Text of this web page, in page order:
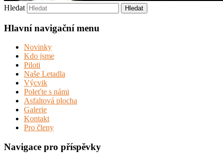
Hledat
Hlavní navigační menu
Novinky
Kdo jsme
Piloti
Naše Letadla
Výcvik
Poleťte s námi
Asfaltová plocha
Galerie
Kontakt
Pro členy
Navigace pro příspěvky